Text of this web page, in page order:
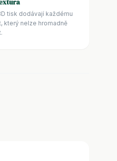
tisk dodávají každému
který nelze hromadně